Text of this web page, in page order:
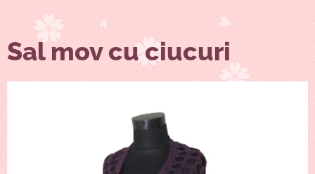
Sal mov cu ciucuri